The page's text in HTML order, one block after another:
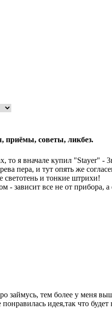
советы, ликбез.
то я вначале купил "Stayer" -
пера, и тут опять же
светотень и тонкие штрихи!
- зависит все не от прибора, а
займусь, тем более у меня
идея,так что